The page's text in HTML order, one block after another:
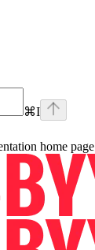
⌘I
home page